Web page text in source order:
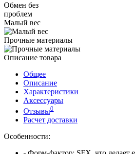
Обмен без
проблем
Малый вес
Прочные материалы
Описание товара
Общее
Описание
Характеристики
Аксессуары
Отзывы0
Расчет доставки
Особенности: